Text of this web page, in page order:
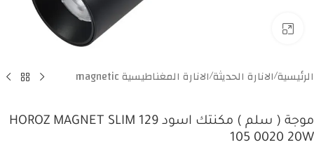
الرئيسية/الانارة الحديثة/الانارة المغناطيسية magnetic
موجة ( سلم ) مكنتك اسود HOROZ MAGNET SLIM 129
105 0020 20W